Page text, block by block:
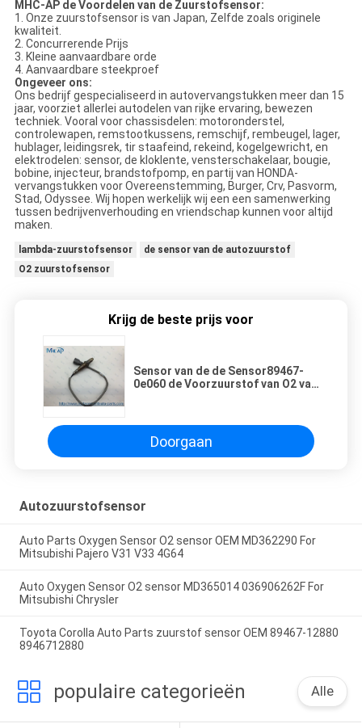
MHC-AP de Voordelen van de Zuurstofsensor:
1. Onze zuurstofsensor is van Japan, Zelfde zoals originele
kwaliteit.
2. Concurrerende Prijs
3. Kleine aanvaardbare orde
4. Aanvaardbare steekproef
Ongeveer ons:
Ons bedrijf gespecialiseerd in autovervangstukken meer dan 15
jaar, voorziet allerlei autodelen van rijke ervaring, bewezen
techniek. Vooral voor chassisdelen: motoronderstel,
controlewapen, remstootkussens, remschijf, rembeugel, lager,
hublager, leidingsrek, tir staafeind, rekeind, kogelgewricht, en
elektrodelen: sensor, de kloklente, vensterschakelaar, bougie,
bobine, injecteur, brandstofpomp, en partij van HONDA-
vervangstukken voor Overeenstemming, Burger, Crv, Pasvorm,
Stad, Odyssee. Wij hopen werkelijk wij een een samenwerking
tussen bedrijvenverhouding en vriendschap kunnen voor altijd
maken.
lambda-zuurstofsensor
de sensor van de autozuurstof
O2 zuurstofsensor
Krijg de beste prijs voor
Sensor van de de Sensor89467-
0e060 de Voorzuurstof van O2 van
Doorgaan
Autozuurstofsensor
Auto Parts Oxygen Sensor O2 sensor OEM MD362290 For
Mitsubishi Pajero V31 V33 4G64
Auto Oxygen Sensor O2 sensor MD365014 036906262F For
Mitsubishi Chrysler
Toyota Corolla Auto Parts zuurstof sensor OEM 89467-12880
8946712880
populaire categorieën Alle